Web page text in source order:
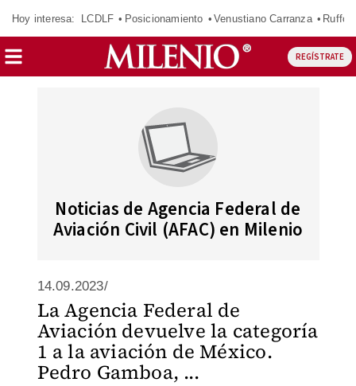
Hoy interesa: LCDLF Posicionamiento Venustiano Carranza Ruffo
REGÍSTRATE
Noticias de Agencia Federal de
Aviación Civil (AFAC) en Milenio
14.09.2023/
La Agencia Federal de
Aviación devuelve la categoría
1 a la aviación de México.
Pedro Gamboa, ...